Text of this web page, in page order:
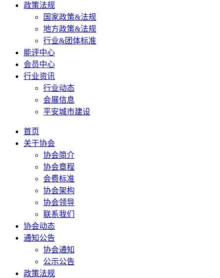
政策法规
国家政策&法规
地方政策&法规
行业&团体标准
能评中心
会员中心
行业资讯
行业动态
会展信息
平安城市建设
首页
关于协会
协会简介
协会章程
会费标准
协会架构
协会领导
联系我们
协会动态
通知公告
协会通知
公示公告
政策法规